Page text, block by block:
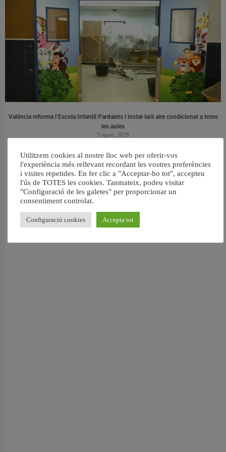
València reforma l’Escola Infantil Pardalets i instal·larà aire condicionat a totes
les aules
5 agost, 2026
Utilitzem cookies al nostre lloc web per oferir-vos
l'experiència més rellevant recordant les vostres preferències
i visites repetides. En fer clic a "Acceptar-ho tot", accepteu
l'ús de TOTES les cookies. Tanmateix, podeu visitar
"Configuració de les galetes" per proporcionar un
consentiment controlat.
Configuració cookies Accepta tot